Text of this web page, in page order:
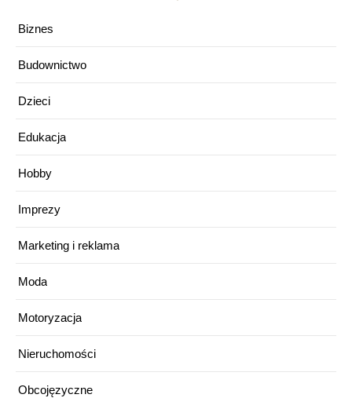
Biznes
Budownictwo
Dzieci
Edukacja
Hobby
Imprezy
Marketing i reklama
Moda
Motoryzacja
Nieruchomości
Obcojęzyczne